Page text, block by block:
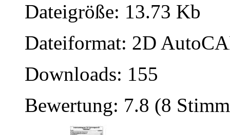
Dateigröße: 13.73 Kb
Dateiformat: 2D
Downloads: 155
Bewertung: 7.8 (8